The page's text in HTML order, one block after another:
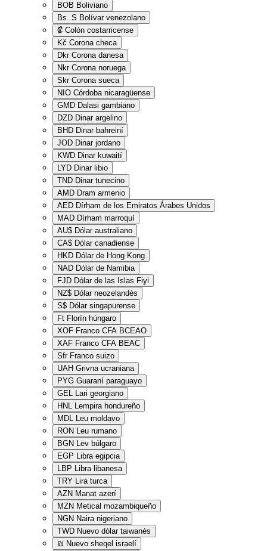
BOB Boliviano
Bs. S Bolívar venezolano
₡ Colón costarricense
Kč Corona checa
Dkr Corona danesa
Nkr Corona noruega
Skr Corona sueca
NIO Córdoba nicaragüense
GMD Dalasi gambiano
DZD Dinar argelino
BHD Dinar bahreiní
JOD Dinar jordano
KWD Dinar kuwaití
LYD Dinar libio
TND Dinar tunecino
AMD Dram armenio
AED Dírham de los Emiratos Árabes Unidos
MAD Dírham marroquí
AU$ Dólar australiano
CA$ Dólar canadiense
HKD Dólar de Hong Kong
NAD Dólar de Namibia
FJD Dólar de las Islas Fiyi
NZ$ Dólar neozelandés
S$ Dólar singapurense
Ft Florín húngaro
XOF Franco CFA BCEAO
XAF Franco CFA BEAC
Sfr Franco suizo
UAH Grivna ucraniana
PYG Guaraní paraguayo
GEL Lari georgiano
HNL Lempira hondureño
MDL Leu moldavo
RON Leu rumano
BGN Lev búlgaro
EGP Libra egipcia
LBP Libra libanesa
TRY Lira turca
AZN Manat azerí
MZN Metical mozambiqueño
NGN Naira nigeriano
TWD Nuevo dólar taiwanés
₪ Nuevo sheqel israelí